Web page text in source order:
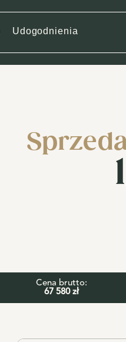
Udogodnienia
Cena brutto:
67 580 zł